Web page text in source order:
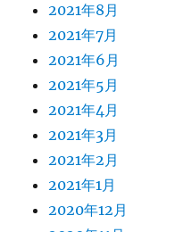
2021年8月
2021年7月
2021年6月
2021年5月
2021年4月
2021年3月
2021年2月
2021年1月
2020年12月